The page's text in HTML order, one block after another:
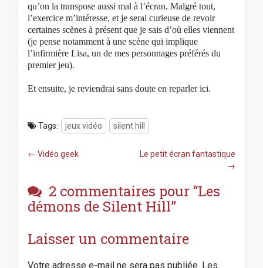
qu’on la transpose aussi mal à l’écran. Malgré tout,
l’exercice m’intéresse, et je serai curieuse de revoir
certaines scènes à présent que je sais d’où elles viennent
(je pense notamment à une scène qui implique
l’infirmière Lisa, un de mes personnages préférés du
premier jeu).
Et ensuite, je reviendrai sans doute en reparler ici.
Tags: jeux vidéo silent hill
P
t
n
a
i
a
← Vidéo geek
Le petit écran fantastique
→
2 commentaires pour “Les
démons de Silent Hill”
Laisser un commentaire
Votre adresse e-mail ne sera pas publiée. Les